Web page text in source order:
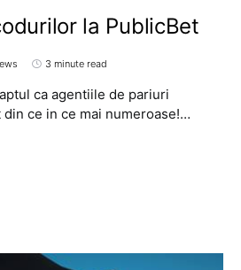
la PublicBet
3 minute read
ca agentiile de pariuri
ce in ce mai numeroase!…